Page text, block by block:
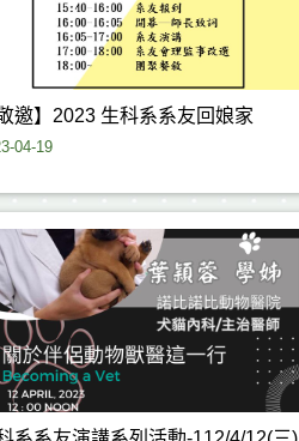
敬邀】2023 生科系系友回娘家
04-19